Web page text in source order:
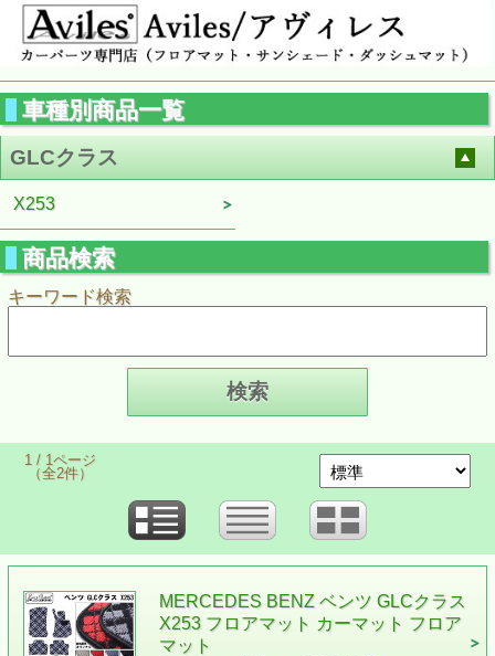
車種別商品一覧
GLCクラス
X253
商品検索
キーワード検索
1 / 1ページ
（全2件）
MERCEDES BENZ ベンツ GLCクラス
X253 フロアマット カーマット フロア
マット